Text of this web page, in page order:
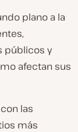
plano a la
públicos y
afectan sus
las
más